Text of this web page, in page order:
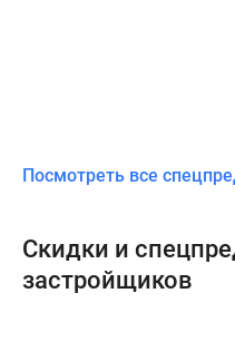
Посмотреть все
Скидки и
застройщиков